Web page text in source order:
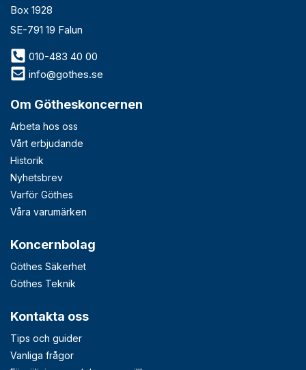
Box 1928
SE-791 19 Falun
010-483 40 00
info@gothes.se
Om Götheskoncernen
Arbeta hos oss
Vårt erbjudande
Historik
Nyhetsbrev
Varför Göthes
Våra varumärken
Koncernbolag
Göthes Säkerhet
Göthes Teknik
Kontakta oss
Tips och guider
Vanliga frågor